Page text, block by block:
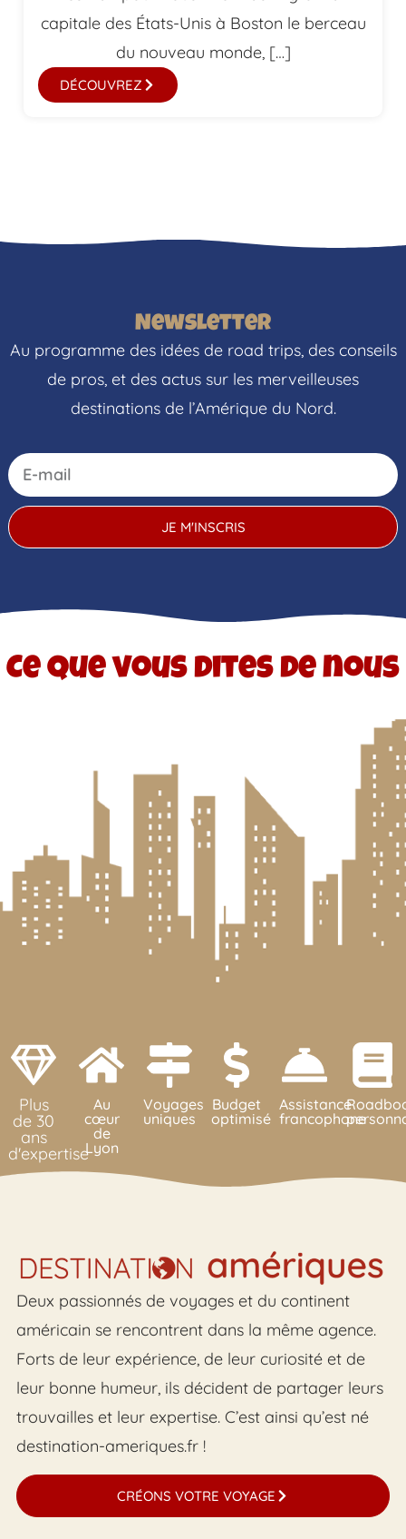
capitale des États-Unis à Boston le berceau
du nouveau monde, […]
DÉCOUVREZ
Newsletter
Au programme des idées de road trips, des conseils
de pros, et des actus sur les merveilleuses
destinations de l’Amérique du Nord.
JE M'INSCRIS
Ce que vous dites de nous
Plus
de 30
ans
d'expertise
Au
cœur
de
Lyon
Voyages
uniques
Budget
optimisé
Assistance
francophone
Deux passionnés de voyages et du continent
américain se rencontrent dans la même agence.
Forts de leur expérience, de leur curiosité et de
leur bonne humeur, ils décident de partager leurs
trouvailles et leur expertise. C’est ainsi qu’est né
destination-ameriques.fr !
CRÉONS VOTRE VOYAGE